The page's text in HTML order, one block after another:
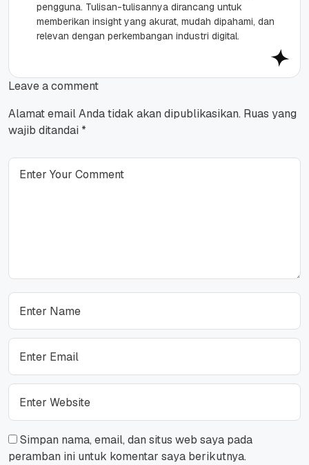
pengguna. Tulisan-tulisannya dirancang untuk
memberikan insight yang akurat, mudah dipahami, dan
relevan dengan perkembangan industri digital.
Leave a comment
Alamat email Anda tidak akan dipublikasikan. Ruas yang
wajib ditandai *
Simpan nama, email, dan situs web saya pada
peramban ini untuk komentar saya berikutnya.